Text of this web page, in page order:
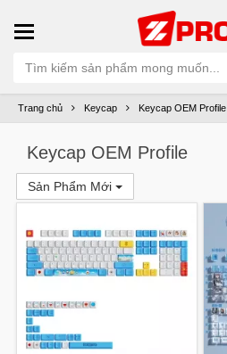
Trang chủ Keycap Keycap OEM Profile
Keycap OEM Profile
Sản Phẩm Mới